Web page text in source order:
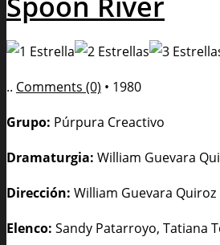
.. Comments (0) • 1980
Grupo: Púrpura Creactivo
Dramaturgia: William Guevara
Dirección: William Guevara Quiroz
Elenco: Sandy Patarroyo, Tatiana